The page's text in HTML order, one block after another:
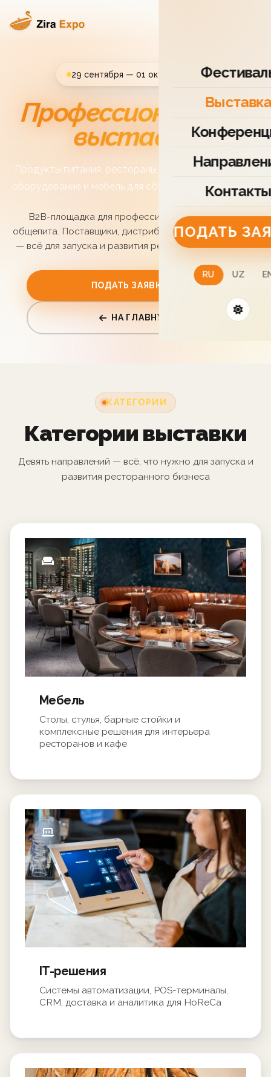
Выставка
Контакты
ПОДАТЬ
RU UZ
29 сентября — 01 октября 2026
Профессиональная
выставка
Продукты питания, рестораны, франшизы, кофе, чай,
оборудование и мебель для общественного питания
B2B-площадка для профессионалов индустрии
общепита. Поставщики, дистрибьюторы, франчайзеры
— всё для запуска и развития ресторанного бизнеса
ПОДАТЬ ЗАЯВКУ
НА ГЛАВНУЮ
КАТЕГОРИИ
Категории выставки
Девять направлений — всё, что нужно для запуска и
развития ресторанного бизнеса
Мебель
Столы, стулья, барные стойки и
комплексные решения для интерьера
ресторанов и кафе
IT-решения
Системы автоматизации, POS-терминалы,
CRM, доставка и аналитика для HoReCa